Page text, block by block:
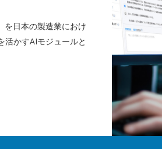
を日本の製造業におけ
活かすAIモジュールと